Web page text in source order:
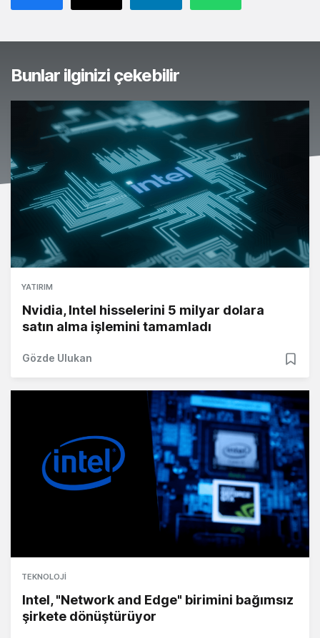
Bunlar ilginizi çekebilir
YATIRIM
Nvidia, Intel hisselerini 5 milyar dolara
satın alma işlemini tamamladı
Gözde Ulukan
TEKNOLOJI
Intel, "Network and Edge" birimini bağımsız
şirkete dönüştürüyor